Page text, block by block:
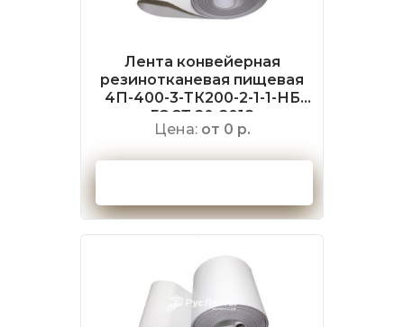
Лента конвейерная
резинотканевая пищевая
4П-400-3-ТК200-2-1-1-НБ
ГОСТ 20-2018
Цена: от 0 р.